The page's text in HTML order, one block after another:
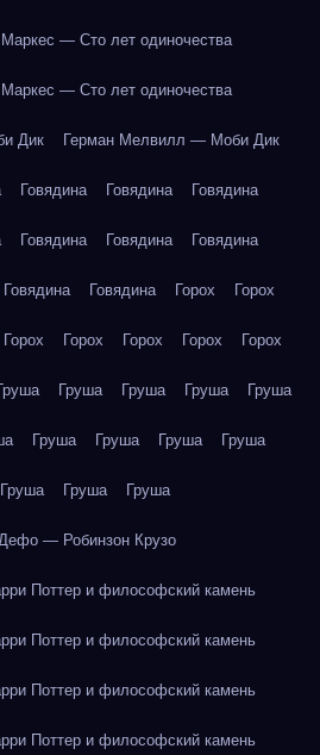
Маркес — Сто лет одиночества
Маркес — Сто лет одиночества
Дик Герман Мелвилл — Моби Дик
Говядина Говядина Говядина
Говядина Говядина Говядина
Говядина Говядина Горох Горох
Горох Горох Горох Горох Горох
Груша Груша Груша Груша
Груша Груша Груша Груша
Груша Груша Груша
— Робинзон Крузо
Поттер и философский камень
Поттер и философский камень
Поттер и философский камень
Поттер и философский камень